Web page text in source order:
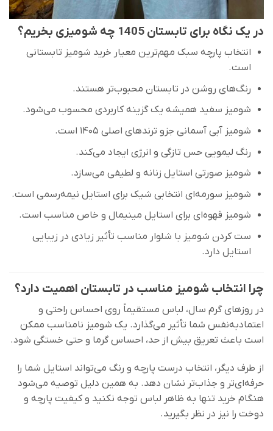
در یک نگاه برای تابستان 1405 چه شومیزی بخریم؟
انتخاب پارچه سبک مهم‌ترین معیار خرید شومیز تابستانی
است.
رنگ‌های روشن در تابستان محبوب‌تر هستند.
شومیز سفید همیشه یک گزینه کاربردی محسوب می‌شود.
شومیز آبی آسمانی جزو ترندهای اصلی ۱۴۰۵ است.
رنگ لیمویی حس تازگی و انرژی ایجاد می‌کند.
شومیز صورتی استایل زنانه و لطیفی می‌سازد.
شومیز سورمه‌ای انتخابی شیک برای استایل نیمه‌رسمی است.
شومیز قهوه‌ای برای استایل مینیمال و خاص مناسب است.
ست کردن شومیز با شلوار مناسب تأثیر زیادی در زیبایی
استایل دارد.
چرا انتخاب شومیز مناسب در تابستان اهمیت دارد؟
در روزهای گرم سال، لباس مستقیماً روی احساس راحتی و
اعتمادبه‌نفس شما تأثیر می‌گذارد. یک شومیز نامناسب ممکن
است باعث تعریق بیش از حد، احساس گرما و حتی خستگی شود.
از طرف دیگر، انتخاب درست پارچه و رنگ می‌تواند استایل شما را
حرفه‌ای‌تر و جذاب‌تر نشان دهد. به همین دلیل توصیه می‌شود
هنگام خرید تنها به ظاهر لباس توجه نکنید و کیفیت پارچه و
دوخت را نیز در نظر بگیرید.